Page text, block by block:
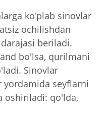
ko'plab sinovlar
ochilishdan
beriladi.
bo'lsa, qurilmani
Sinovlar
seyflarni
oshiriladi: qo'lda,